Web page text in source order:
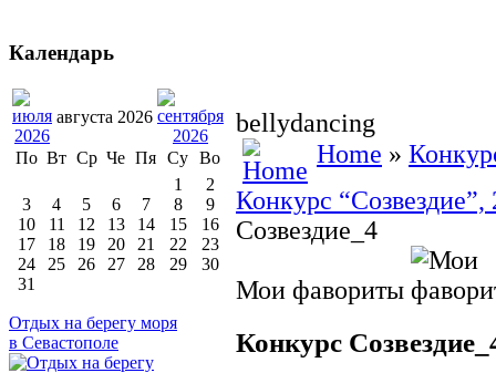
bellydancing
Home »
Конкурс
Созвездие_4
Мои фавориты
Конкурс
Календарь
августа 2026
По Вт Ср Че Пя Су Во
1
2
3
4 5 6 7 8
9
10
11 12 13 14 15
16
17
18 19 20 21 22
23
24
25 26 27 28 29
30
31
Отдых на берегу моря
в Севастополе